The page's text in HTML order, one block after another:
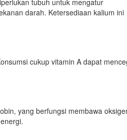
tubuh untuk mengatur
darah. Ketersediaan kalium ini
cukup vitamin A dapat
yang berfungsi membawa